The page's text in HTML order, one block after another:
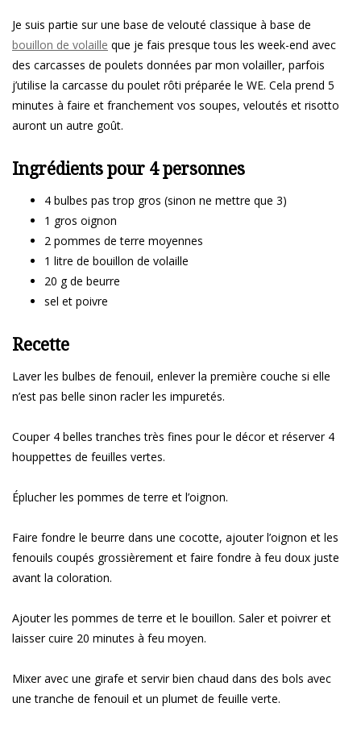
Je suis partie sur une base de velouté classique à base de
bouillon de volaille que je fais presque tous les week-end avec
des carcasses de poulets données par mon volailler, parfois
j’utilise la carcasse du poulet rôti préparée le WE. Cela prend 5
minutes à faire et franchement vos soupes, veloutés et risotto
auront un autre goût.
Ingrédients pour 4 personnes
4 bulbes pas trop gros (sinon ne mettre que 3)
1 gros oignon
2 pommes de terre moyennes
1 litre de bouillon de volaille
20 g de beurre
sel et poivre
Recette
Laver les bulbes de fenouil, enlever la première couche si elle
n’est pas belle sinon racler les impuretés.
Couper 4 belles tranches très fines pour le décor et réserver 4
houppettes de feuilles vertes.
Éplucher les pommes de terre et l’oignon.
Faire fondre le beurre dans une cocotte, ajouter l’oignon et les
fenouils coupés grossièrement et faire fondre à feu doux juste
avant la coloration.
Ajouter les pommes de terre et le bouillon. Saler et poivrer et
laisser cuire 20 minutes à feu moyen.
Mixer avec une girafe et servir bien chaud dans des bols avec
une tranche de fenouil et un plumet de feuille verte.